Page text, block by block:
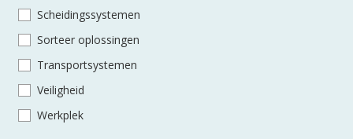
Scheidingssystemen
Sorteer oplossingen
Transportsystemen
Veiligheid
Werkplek